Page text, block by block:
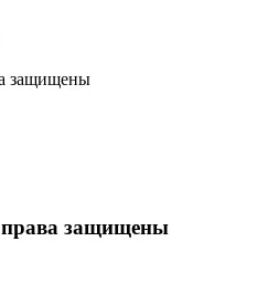
защищены
права защищены